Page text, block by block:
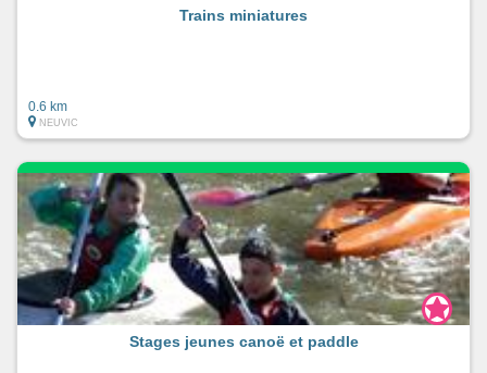
Trains miniatures
0.6 km
NEUVIC
Stages jeunes canoë et paddle